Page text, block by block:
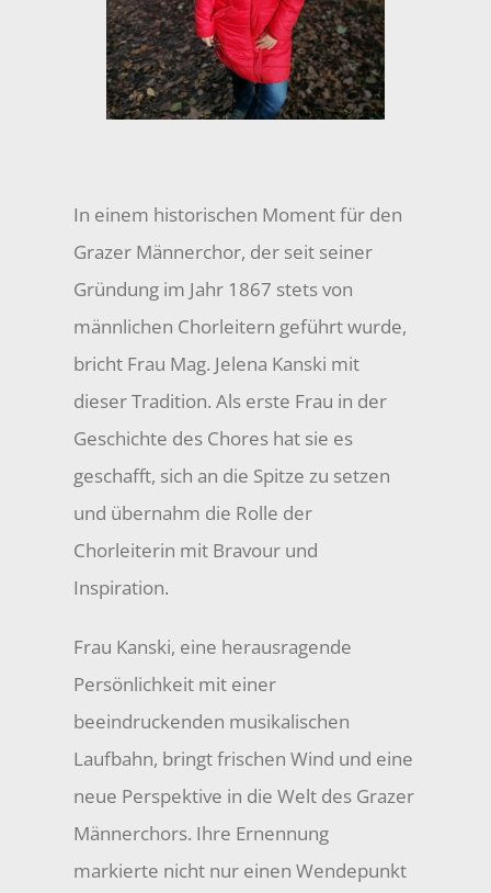
In einem historischen Moment für den
Grazer Männerchor, der seit seiner
Gründung im Jahr 1867 stets von
männlichen Chorleitern geführt wurde,
bricht Frau Mag. Jelena Kanski mit
dieser Tradition. Als erste Frau in der
Geschichte des Chores hat sie es
geschafft, sich an die Spitze zu setzen
und übernahm die Rolle der
Chorleiterin mit Bravour und
Inspiration.
Frau Kanski, eine herausragende
Persönlichkeit mit einer
beeindruckenden musikalischen
Laufbahn, bringt frischen Wind und eine
neue Perspektive in die Welt des Grazer
Männerchors. Ihre Ernennung
markierte nicht nur einen Wendepunkt